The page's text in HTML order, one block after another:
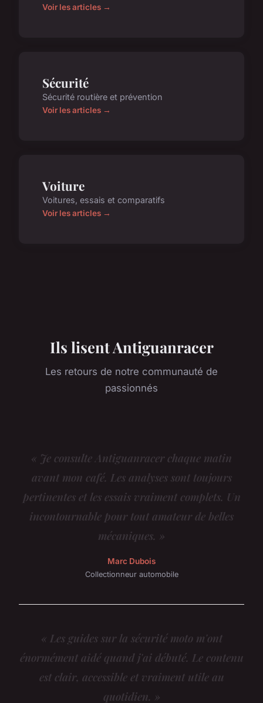
Voir les articles →
Sécurité
Sécurité routière et prévention
Voir les articles →
Voiture
Voitures, essais et comparatifs
Voir les articles →
Ils lisent Antiguanracer
Les retours de notre communauté de
passionnés
« Je consulte Antiguanracer chaque matin
avant mon café. Les analyses sont toujours
pertinentes et les essais vraiment complets. Un
incontournable pour tout amateur de belles
mécaniques. »
Marc Dubois
Collectionneur automobile
« Les guides sur la sécurité moto m'ont
énormément aidé quand j'ai débuté. Le contenu
est clair, accessible et vraiment utile au
quotidien. »